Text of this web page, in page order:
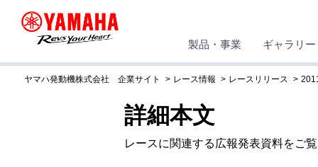
製品・事業 ギャラリー
ヤマハ発動機株式会社 企業サイト レース情報 レースリリース
詳細本文
レースに関連する広報発表資料をご